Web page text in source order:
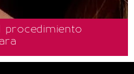
procedimiento